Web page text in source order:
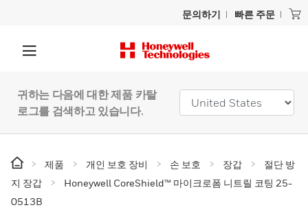
문의하기 빠른 주문
귀하는 다음에 대한 제품 카탈
로그를 검색하고 있습니다.
제품 개인 보호 장비 손 보호 장갑
절단 방
지 장갑
Honeywell CoreShield™ 마이크로폼 니트릴 코팅 25-
0513B